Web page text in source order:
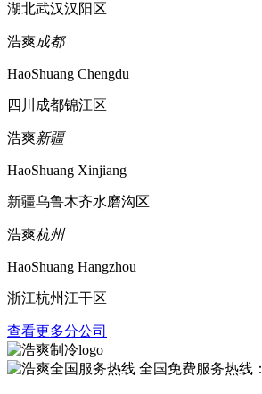
湖北武汉汉阳区
浩爽成都
HaoShuang Chengdu
四川成都锦江区
浩爽新疆
HaoShuang Xinjiang
新疆乌鲁木齐水磨沟区
浩爽杭州
HaoShuang Hangzhou
浙江杭州江干区
查看更多分公司
全国免费服务热线：